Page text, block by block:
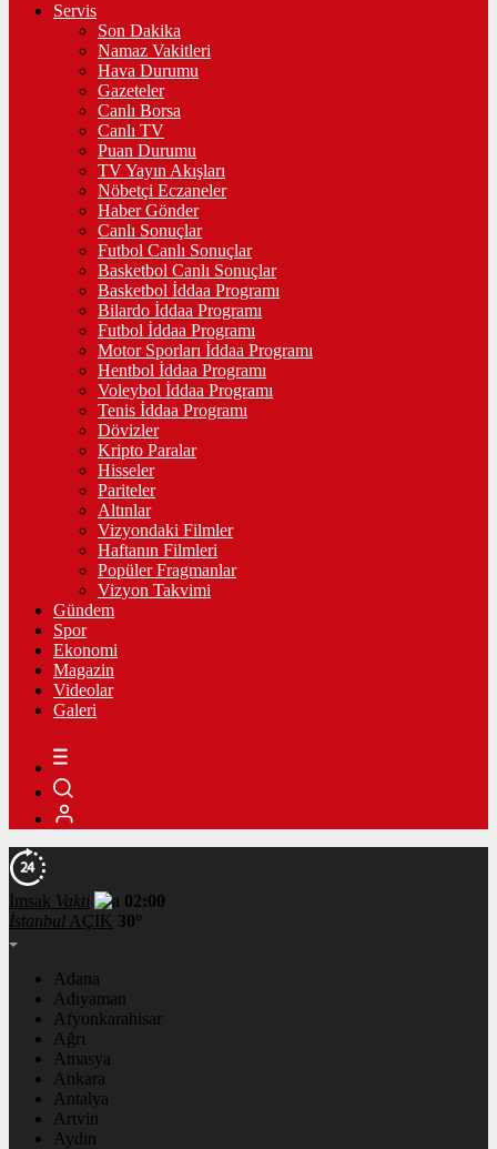
Servis
Son Dakika
Namaz Vakitleri
Hava Durumu
Gazeteler
Canlı Borsa
Canlı TV
Puan Durumu
TV Yayın Akışları
Nöbetçi Eczaneler
Haber Gönder
Canlı Sonuçlar
Futbol Canlı Sonuçlar
Basketbol Canlı Sonuçlar
Basketbol İddaa Programı
Bilardo İddaa Programı
Futbol İddaa Programı
Motor Sporları İddaa Programı
Hentbol İddaa Programı
Voleybol İddaa Programı
Tenis İddaa Programı
Dövizler
Kripto Paralar
Hisseler
Pariteler
Altınlar
Vizyondaki Filmler
Haftanın Filmleri
Popüler Fragmanlar
Vizyon Takvimi
Gündem
Spor
Ekonomi
Magazin
Videolar
Galeri
İmsak Vakti
02:00
İstanbul AÇIK 30°
Adana
Adıyaman
Afyonkarahisar
Ağrı
Amasya
Ankara
Antalya
Artvin
Aydın